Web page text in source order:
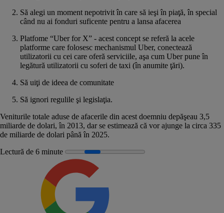
Să alegi un moment nepotrivit în care să ieşi în piaţă, în special
când nu ai fonduri suficente pentru a lansa afacerea
Platfome “Uber for X” - acest concept se referă la acele
platforme care folosesc mechanismul Uber, conectează
utilizatorii cu cei care oferă serviciile, aşa cum Uber pune în
legătură utilizatorii cu soferi de taxi (în anumite ţări).
Să uiţi de ideea de comunitate
Să ignori regulile şi legislaţia.
Veniturile totale aduse de afacerile din acest doemniu depăşeau 3,5
miliarde de dolari, în 2013, dar se estimează că vor ajunge la circa 335
de miliarde de dolari până în 2025.
Lectură de 6 minute